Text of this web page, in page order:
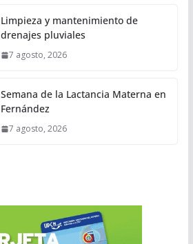
Limpieza y mantenimiento de
drenajes pluviales
7 agosto, 2026
Semana de la Lactancia Materna en
Fernández
7 agosto, 2026